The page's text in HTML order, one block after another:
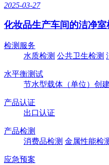
2025-03-27
化妆品生产车间的洁净
检测服务
水质检测 公共卫生检测
水平衡测试
节水型载体（单位）创建
产品认证
出口认证
产品检测
消费品检测 金属性能检
应急预案